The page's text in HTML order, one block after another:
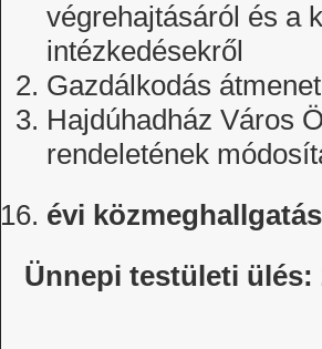
végrehajtásáról és a
intézkedésekről
Gazdálkodás
Hajdúhadház Város
rendeletének
évi
Ünnepi testületi ülés: